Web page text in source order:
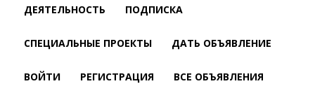
ДЕЯТЕЛЬНОСТЬ ПОДПИСКА
СПЕЦИАЛЬНЫЕ ПРОЕКТЫ ДАТЬ ОБЪЯВЛЕНИЕ
ВОЙТИ РЕГИСТРАЦИЯ ВСЕ ОБЪЯВЛЕНИЯ